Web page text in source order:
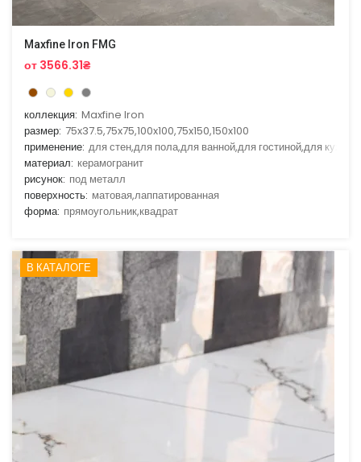
Maxfine Iron FMG
от 3566.31₴
коллекция: Maxfine Iron
размер: 75x37.5,75x75,100x100,75x150,150x100
применение: для стен,для пола,для ванной,для гостиной,для кухни
материал: керамогранит
рисунок: под металл
поверхность: матовая,лаппатированная
форма: прямоугольник,квадрат
В КАТАЛОГЕ